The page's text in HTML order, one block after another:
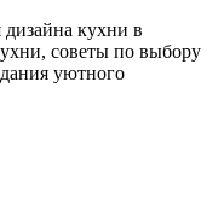
кухни в
советы по выбору
уютного